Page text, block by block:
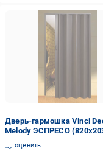
Дверь-гармошка Vinci
Melody ЭСПРЕСО
оценить